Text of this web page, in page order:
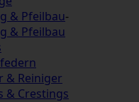
& Pfeilbau-
& Pfeilbau
& Reiniger
& Crestings